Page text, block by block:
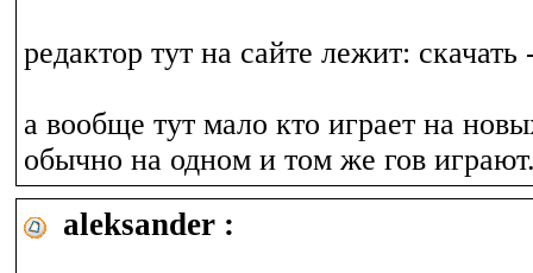
редактор тут на сайте лежит:
а вообще тут мало кто играет на
обычно на одном и том же гов
aleksander :